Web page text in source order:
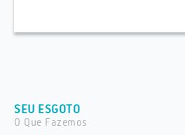
SEU ESGOTO
O Que Fazemos